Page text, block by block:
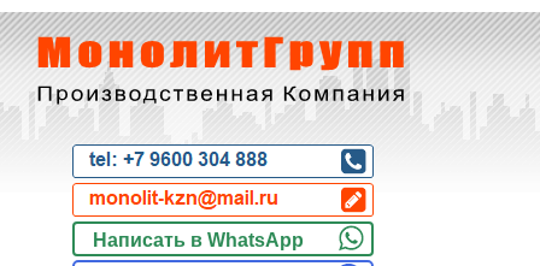
Написать в WhatsApp